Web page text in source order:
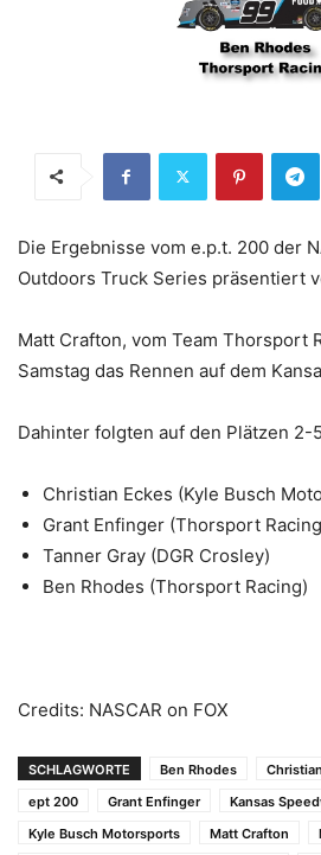
Die Ergebnisse vom e.p.t. 200 der
Outdoors Truck Series präsentiert
Matt Crafton, vom Team Thorsport
Samstag das Rennen auf dem
Dahinter folgten auf den Plätzen 2-
Christian Eckes (Kyle Busch
Grant Enfinger (Thorsport
Tanner Gray (DGR Crosley)
Ben Rhodes (Thorsport Racing)
Credits: NASCAR on FOX
SCHLAGWORTE Ben Rhodes
ept 200
Grant Enfinger
Kansas
Kyle Busch Motorsports
Matt Crafton